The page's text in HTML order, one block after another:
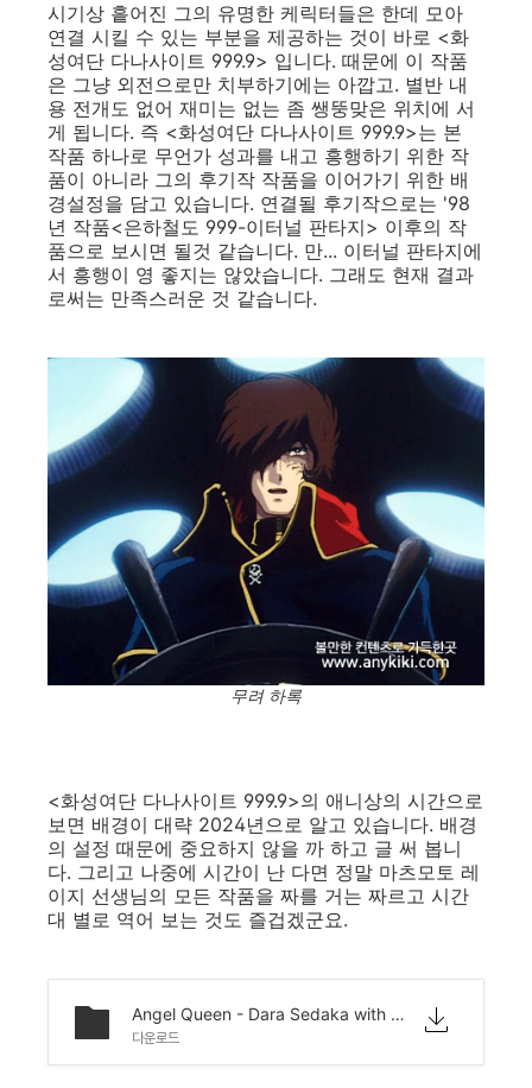
시기상 흩어진 그의 유명한 케릭터들은 한데 모아
연결 시킬 수 있는 부분을 제공하는 것이 바로 <화
성여단 다나사이트 999.9> 입니다. 때문에 이 작품
은 그냥 외전으로만 치부하기에는 아깝고. 별반 내
용 전개도 없어 재미는 없는 좀 쌩뚱맞은 위치에 서
게 됩니다. 즉 <화성여단 다나사이트 999.9>는 본
작품 하나로 무언가 성과를 내고 흥행하기 위한 작
품이 아니라 그의 후기작 작품을 이어가기 위한 배
경설정을 담고 있습니다. 연결될 후기작으로는 '98
년 작품<은하철도 999-이터널 판타지> 이후의 작
품으로 보시면 될것 같습니다. 만... 이터널 판타지에
서 흥행이 영 좋지는 않았습니다. 그래도 현재 결과
로써는 만족스러운 것 같습니다.
무려 하록
<화성여단 다나사이트 999.9>의 애니상의 시간으로
보면 배경이 대략 2024년으로 알고 있습니다. 배경
의 설정 때문에 중요하지 않을 까 하고 글 써 봅니
다. 그리고 나중에 시간이 난 다면 정말 마츠모토 레
이지 선생님의 모든 작품을 짜를 거는 짜르고 시간
대 별로 역어 보는 것도 즐겁겠군요.
Angel Queen - Dara Sedaka with Kitaro
다운로드